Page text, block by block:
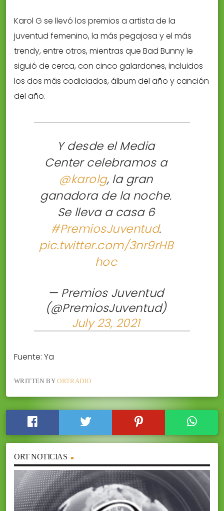
Karol G se llevó los premios a artista de la
juventud femenino, la más pegajosa y el más
trendy, entre otros, mientras que Bad Bunny le
siguió de cerca, con cinco galardones, incluidos
los dos más codiciados, álbum del año y canción
del año.
Y desde el Media
Center celebramos a
@karolg, la gran
ganadora de la noche.
Se lleva a casa 6
#PremiosJuventud.
pic.twitter.com/3nr9rHB
hoc
— Premios Juventud
(@PremiosJuventud)
July 23, 2021
Fuente: Ya
WRITTEN BYORTRADIO
ORT NOTICIAS